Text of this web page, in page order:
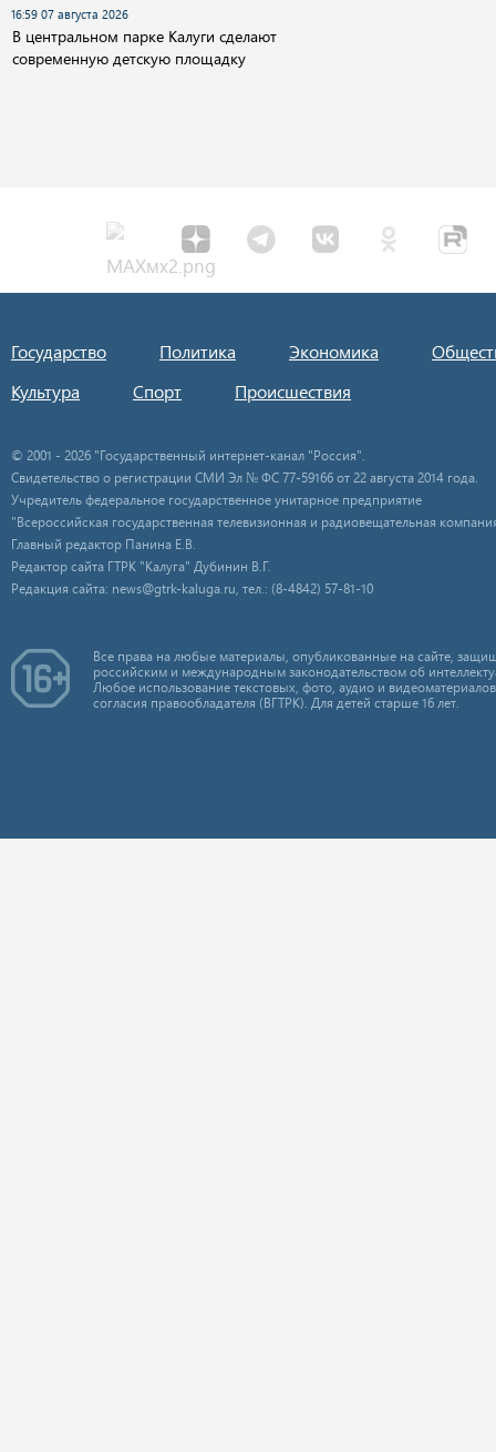
16:59 07 августа 2026
В центральном парке Калуги сделают
современную детскую площадку
Государство Политика Экономика
Культура
Спорт Происшествия
© 2001 - 2026 "Государственный интернет-канал "Россия".
Свидетельство о регистрации СМИ Эл № ФС 77-59166 от 22 августа 2014 года.
Учредитель федеральное государственное унитарное предприятие
"Всероссийская государственная телевизионная и радиовещательная
Главный редактор Панина Е.В.
Редактор сайта ГТРК "Калуга" Дубинин В.Г.
Редакция сайта: news@gtrk-kaluga.ru, тел.: (8-4842) 57-81-10
Все права на любые материалы, опубликованные на сайте,
российским и международным законодательством об
Любое использование текстовых, фото, аудио и
согласия правообладателя (ВГТРК). Для детей старше 16 лет.